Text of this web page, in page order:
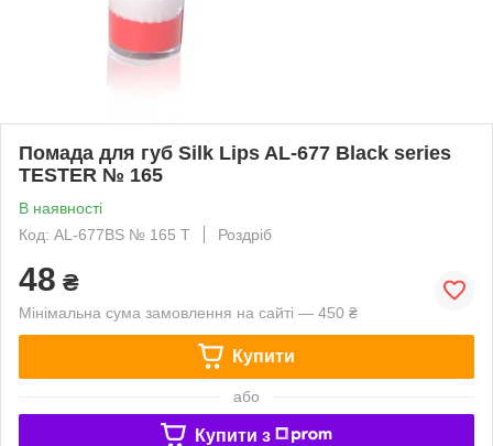
Помада для губ Silk Lips AL-677 Black series
TESTER № 165
В наявності
Код: AL-677BS № 165 T
Роздріб
48 ₴
Мінімальна сума замовлення на сайті — 450 ₴
Купити
або
Купити з